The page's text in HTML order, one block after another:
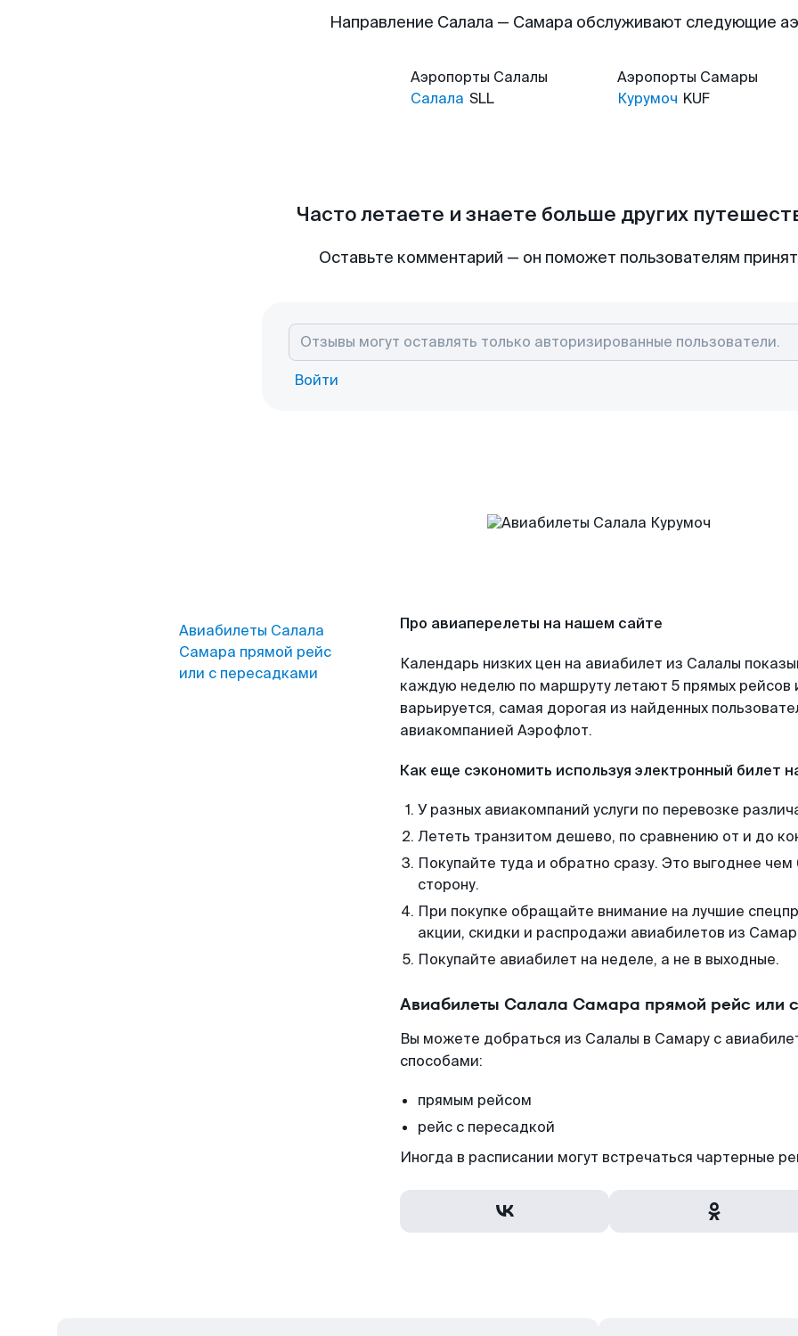
Направление Салала — Самара обслуживают следующие
Аэропорты Салалы
Салала SLL
Аэропорты Самары
Курумоч KUF
Часто летаете и знаете больше других
Оставьте комментарий — он поможет пользователям
Войти
Авиабилеты Салала
Самара прямой рейс
или с пересадками
Про авиаперелеты на нашем сайте
Календарь низких цен на авиабилет из Салалы
каждую неделю по маршруту летают 5 прямых рейсов
варьируется, самая дорогая из найденных
авиакомпанией Аэрофлот.
Как еще сэкономить используя электронный билет
У разных авиакомпаний услуги по перевозке
Лететь транзитом дешево, по сравнению от и до
Покупайте туда и обратно сразу. Это выгоднее
сторону.
При покупке обращайте внимание на лучшие
акции, скидки и распродажи авиабилетов из
Покупайте авиабилет на неделе, а не в выходные.
Авиабилеты Салала Самара прямой рейс или
Вы можете добраться из Салалы в Самару с
способами:
прямым рейсом
рейс с пересадкой
Иногда в расписании могут встречаться чартерные